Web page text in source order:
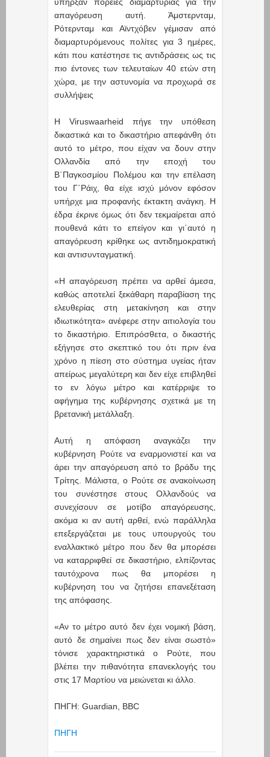
απαγόρευση αυτή. Άμστερνταμ,
Ρότερνταμ και Αϊντχόβεν γέμισαν από
διαμαρτυρόμενους πολίτες για 3 ημέρες,
κάτι που κατέστησε τις αντιδράσεις ως τις
πιο έντονες των τελευταίων 40 ετών στη
χώρα, με την αστυνομία να προχωρά σε
συλλήψεις
Η Viruswaarheid πήγε την υπόθεση
δικαστικά και το δικαστήριο απεφάνθη ότι
αυτό το μέτρο, που είχαν να δουν στην
Ολλανδία από την εποχή του
Β΄Παγκοσμίου Πολέμου και την επέλαση
του Γ΄Ράιχ, θα είχε ισχύ μόνον εφόσον
υπήρχε μια προφανής έκτακτη ανάγκη. Η
έδρα έκρινε όμως ότι δεν τεκμαίρεται από
πουθενά κάτι το επείγον και γι΄αυτό η
απαγόρευση κρίθηκε ως αντιδημοκρατική
και αντισυνταγματική.
«Η απαγόρευση πρέπει να αρθεί άμεσα,
καθώς αποτελεί ξεκάθαρη παραβίαση της
ελευθερίας στη μετακίνηση και στην
ιδιωτικότητα» ανέφερε στην αιτιολογία του
το δικαστήριο. Επιπρόσθετα, ο δικαστής
εξήγησε στο σκεπτικό του ότι πριν ένα
χρόνο η πίεση στο σύστημα υγείας ήταν
απείρως μεγαλύτερη και δεν είχε επιβληθεί
το εν λόγω μέτρο και κατέρριψε το
αφήγημα της κυβέρνησης σχετικά με τη
βρετανική μετάλλαξη.
Αυτή η απόφαση αναγκάζει την
κυβέρνηση Ρούτε να εναρμονιστεί και να
άρει την απαγόρευση από το βράδυ της
Τρίτης. Μάλιστα, ο Ρούτε σε ανακοίνωση
του συνέστησε στους Ολλανδούς να
συνεχίσουν σε μοτίβο απαγόρευσης,
ακόμα κι αν αυτή αρθεί, ενώ παράλληλα
επεξεργάζεται με τους υπουργούς του
εναλλακτικό μέτρο που δεν θα μπορέσει
να καταρριφθεί σε δικαστήριο, ελπίζοντας
ταυτόχρονα πως θα μπορέσει η
κυβέρνηση του να ζητήσει επανεξέταση
της απόφασης.
«Αν το μέτρο αυτό δεν έχει νομική βάση,
αυτό δε σημαίνει πως δεν είναι σωστό»
τόνισε χαρακτηριστικά ο Ρούτε, που
βλέπει την πιθανότητα επανεκλογής του
στις 17 Μαρτίου να μειώνεται κι άλλο.
ΠΗΓΗ: Guardian, BBC
ΠΗΓΗ